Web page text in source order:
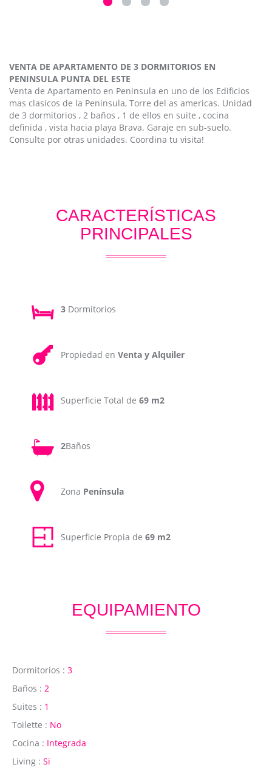
VENTA DE APARTAMENTO DE 3 DORMITORIOS EN
PENINSULA PUNTA DEL ESTE
Venta de Apartamento en Peninsula en uno de los Edificios
mas clasicos de la Peninsula, Torre del as americas. Unidad
de 3 dormitorios , 2 baños , 1 de ellos en suite , cocina
definida , vista hacia playa Brava. Garaje en sub-suelo.
Consulte por otras unidades. Coordina tu visita!
CARACTERÍSTICAS
PRINCIPALES
3 Dormitorios
Propiedad en Venta y Alquiler
Superficie Total de 69 m2
2Baños
Zona Península
Superficie Propia de 69 m2
EQUIPAMIENTO
Dormitorios : 3
Baños : 2
Suites : 1
Toilette : No
Cocina : Integrada
Living : Si